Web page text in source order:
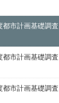
都市計画基礎調査
都市計画基礎調査
都市計画基礎調査